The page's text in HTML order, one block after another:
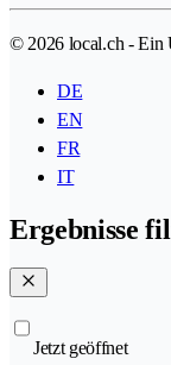
© 2026 local.ch - Ein
DE
EN
FR
IT
Ergebnisse
Jetzt geöffnet